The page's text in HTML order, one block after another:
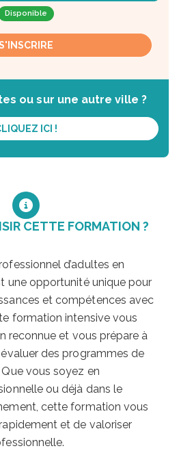
Disponible
ou sur une autre ville ?
ICI !
CETTE FORMATION ?
d’adultes en
une opportunité unique pour
et compétences avec
formation intensive vous
reconnue et vous prépare à
des programmes de
vous soyez en
ou déjà dans le
cette formation vous
et de valoriser